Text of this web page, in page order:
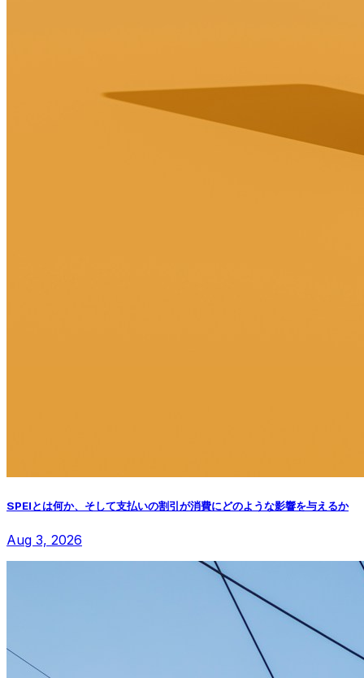
SPEIとは何か、そして支払いの割引が消費にどのような影響を与えるか
Aug 3, 2026